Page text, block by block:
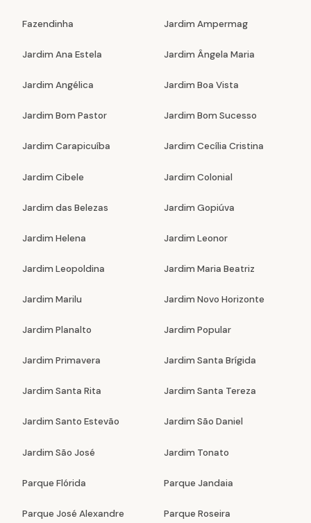
Fazendinha Jardim Ampermag
Jardim Ana Estela Jardim Ângela Maria
Jardim Angélica Jardim Boa Vista
Jardim Bom Pastor Jardim Bom Sucesso
Jardim Carapicuíba Jardim Cecília Cristina
Jardim Cibele Jardim Colonial
Jardim das Belezas Jardim Gopiúva
Jardim Helena Jardim Leonor
Jardim Leopoldina Jardim Maria Beatriz
Jardim Marilu Jardim Novo Horizonte
Jardim Planalto Jardim Popular
Jardim Primavera Jardim Santa Brígida
Jardim Santa Rita Jardim Santa Tereza
Jardim Santo Estevão Jardim São Daniel
Jardim São José Jardim Tonato
Parque Flórida Parque Jandaia
Parque José Alexandre Parque Roseira